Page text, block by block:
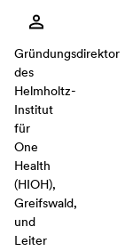
Gründungsdirektor
des
Helmholtz-
Institut
für
One
Health
(HIOH),
Greifswald,
und
Leiter